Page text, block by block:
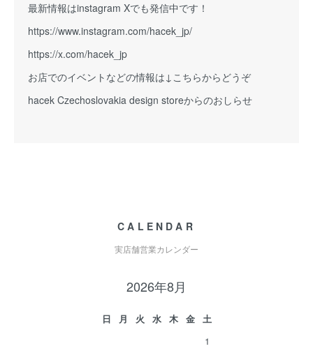
最新情報はinstagram Xでも発信中です！
https://www.instagram.com/hacek_jp/
https://x.com/hacek_jp
お店でのイベントなどの情報は↓こちらからどうぞ
hacek Czechoslovakia design storeからのおしらせ
CALENDAR
実店舗営業カレンダー
2026年8月
日 月 火 水 木 金
土
1